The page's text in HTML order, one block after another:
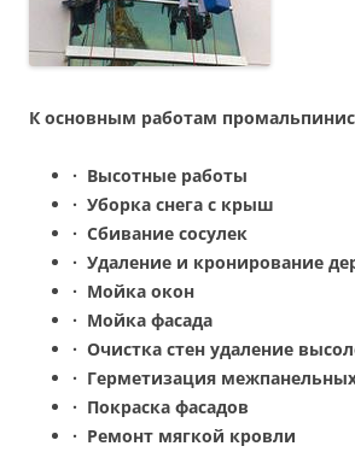
К основным работам
· Высотные работы
· Уборка снега с крыш
· Сбивание сосулек
· Удаление и кронирование
· Мойка окон
· Мойка фасада
· Очистка стен удаление
· Герметизация
· Покраска фасадов
· Ремонт мягкой кровли